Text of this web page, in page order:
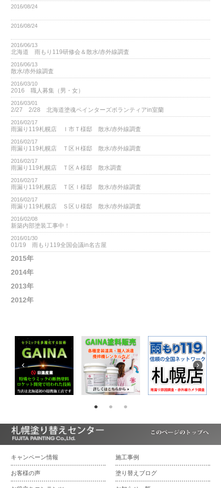
2016/08/24
2016/08/24
2016/06/13
北海道 雨もり119研修会＆散水/赤外線調査
2016/06/13
散水/赤外線調査
2016/03/10
2016 職人募集（男・女）
2016/03/01
2/27 2/28 北海道塗魂ペインターズボランティアin室蘭
2016/02/17
雨漏り119札幌店 Ｉ市Ｔ様邸 散水/赤外線調査
2016/02/17
雨漏り119札幌店 Ｔ区Ｈ様邸 散水/赤外線調査
2016/02/17
雨漏り119札幌店 Ｔ区Ａ様邸 散水調査
2016/02/17
雨漏り119札幌店 Ｔ区Ｉ様邸 散水/赤外線調査
2016/02/17
雨漏り119札幌店 Ｓ区Ｕ様邸 散水/赤外線調査
2016/02/08
新築内部塗装工事中！
2016/01/30
01/19 雨もり119全国会議in名古屋
2015年
2014年
2013年
2012年
キャンペーン情報
お客様の声
施工事例
塗り替えブログ